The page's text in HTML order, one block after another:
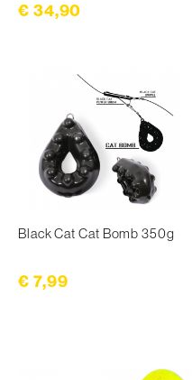
€ 34,90
Black Cat Cat Bomb 350g
€ 7,99